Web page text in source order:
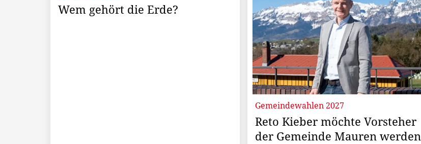
Wem gehört die Erde?
Gemeindewahlen 2027
Reto Kieber möchte Vorsteher
der Gemeinde Mauren werden